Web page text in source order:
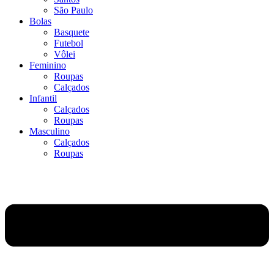
São Paulo
Bolas
Basquete
Futebol
Vôlei
Feminino
Roupas
Calçados
Infantil
Calçados
Roupas
Masculino
Calçados
Roupas